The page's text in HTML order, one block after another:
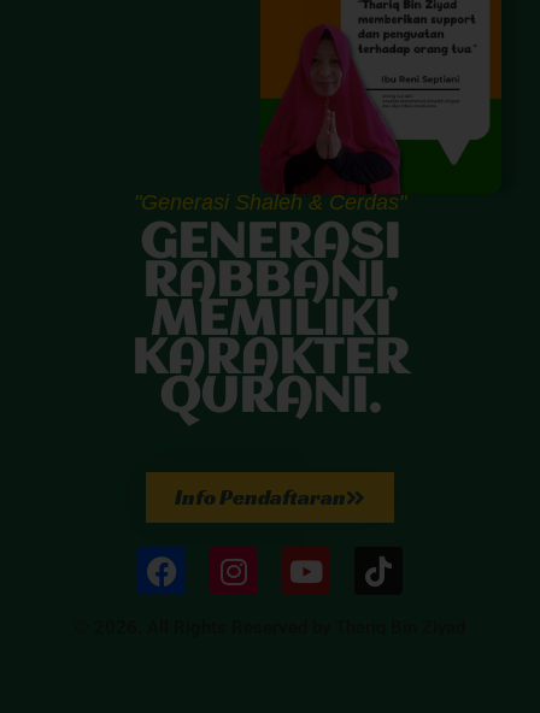
"Generasi Shaleh & Cerdas"
GENERASI
RABBANI,
MEMILIKI
KARAKTER
QURANI.
Info Pendaftaran